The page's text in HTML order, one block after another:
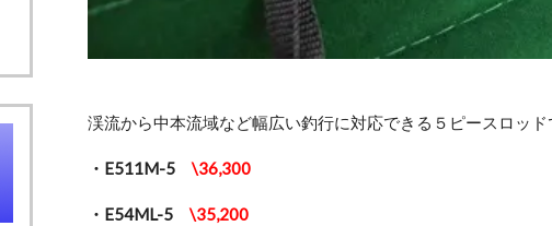
渓流から中本流域など幅広い釣行に対応できる５ピースロッド
・E511M-5\36,300
・E54ML-5\35,200